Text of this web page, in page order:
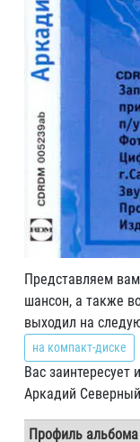
Представляем
шансон, а также
выходил на
на компакт-диске
Вас
Аркадий
Профиль альбома